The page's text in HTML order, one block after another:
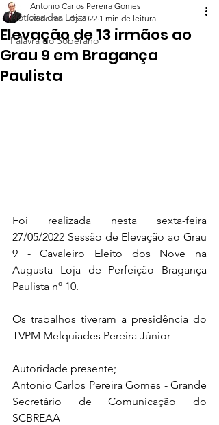
Notícias das Lojas
Palavra do Soberano
Elevação de 13 irmãos ao
Grau 9 em Bragança
Paulista
Antonio Carlos Pereira Gomes
28 de mai. de 2022 1 min de leitura
Foi realizada nesta sexta-feira
27/05/2022 Sessão de Elevação ao Grau
9 - Cavaleiro Eleito dos Nove na
Augusta Loja de Perfeição Bragança
Paulista nº 10.
Os trabalhos tiveram a presidência do
TVPM Melquiades Pereira Júnior
Autoridade presente;
Antonio Carlos Pereira Gomes - Grande
Secretário de Comunicação do
SCBREAA